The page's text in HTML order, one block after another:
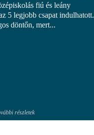
fiú és leány
5 legjobb csapat
döntőn, mert...
részletek